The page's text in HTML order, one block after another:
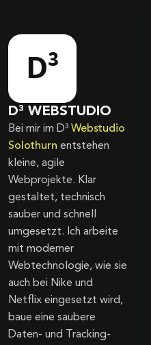
D³ WEBSTUDIO
Bei mir im D³ Webstudio
Solothurn entstehen
kleine, agile
Webprojekte. Klar
gestaltet, technisch
sauber und schnell
umgesetzt. Ich arbeite
mit moderner
Webtechnologie, wie sie
auch bei Nike und
Netflix eingesetzt wird,
baue eine saubere
Daten- und Tracking-